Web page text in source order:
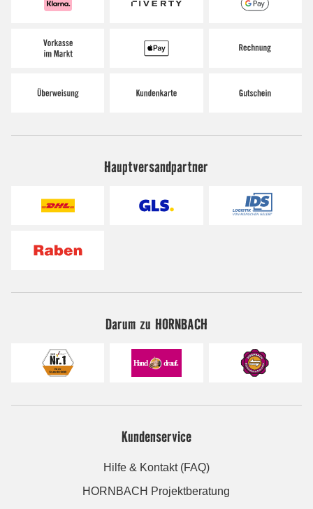
Hauptversandpartner
Darum zu HORNBACH
Kundenservice
Hilfe & Kontakt (FAQ)
HORNBACH Projektberatung